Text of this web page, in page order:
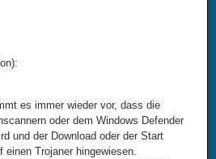
es immer wieder vor, dass die
oder dem Windows Defender
und der Download oder der Start
Trojaner hingewiesen.